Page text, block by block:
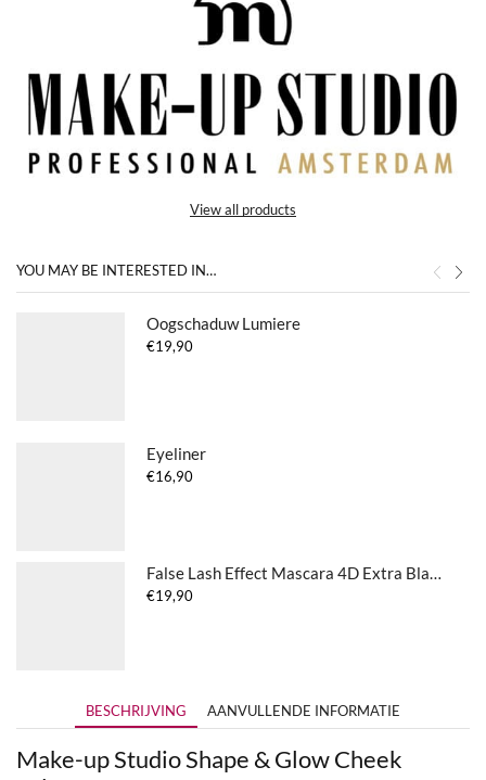
View all products
YOU MAY BE INTERESTED IN…
Oogschaduw Lumiere
€19,90
Eyeliner
€16,90
False Lash Effect Mascara 4D Extra Black
€19,90
BESCHRIJVING AANVULLENDE INFORMATIE
Make-up Studio Shape & Glow Cheek